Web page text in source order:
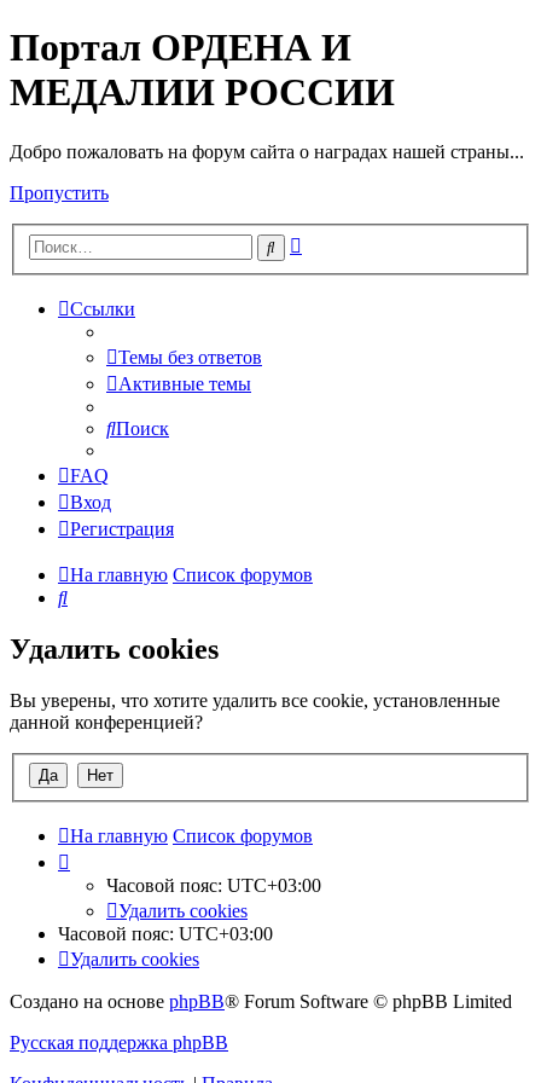
Портал ОРДЕНА И
МЕДАЛИИ РОССИИ
Добро пожаловать на форум сайта о наградах нашей страны...
Пропустить
Поиск
Ссылки
Темы без ответов
Активные темы
Поиск
FAQ
Вход
Регистрация
На главную Список форумов
Поиск
Удалить cookies
Вы уверены, что хотите удалить все cookie, установленные
данной конференцией?
На главную Список форумов
Часовой пояс: UTC+03:00
Удалить cookies
Часовой пояс: UTC+03:00
Удалить cookies
Создано на основе phpBB® Forum Software © phpBB Limited
Русская поддержка phpBB